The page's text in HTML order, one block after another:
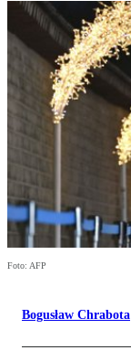
Foto: AFP
Bogusław Chrabota